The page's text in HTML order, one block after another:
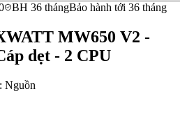
BH 36 thángBảo hành tới 36 tháng
MW650 V2 -
dẹt - 2 CPU
Nguồn